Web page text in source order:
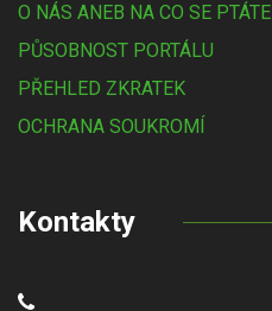
O NÁS ANEB NA CO SE PTÁTE
PŮSOBNOST PORTÁLU
PŘEHLED ZKRATEK
OCHRANA SOUKROMÍ
Kontakty